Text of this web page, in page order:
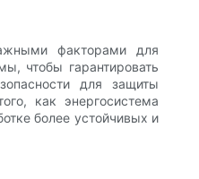
факторами для
чтобы гарантировать
для защиты
как энергосистема
более устойчивых и